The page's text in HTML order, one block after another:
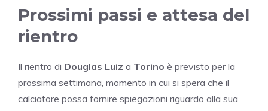
Prossimi passi e attesa del
rientro
Il rientro di Douglas Luiz a Torino è previsto per la
prossima settimana, momento in cui si spera che il
calciatore possa fornire spiegazioni riguardo alla sua